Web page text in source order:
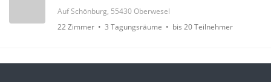
Auf Schönburg, 55430 Oberwesel
22 Zimmer • 3 Tagungsräume • bis 20 Teilnehmer